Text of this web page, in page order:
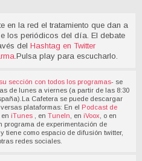
en la red el tratamiento que dan a
los periódicos del día. El debate
del Hashtag en Twitter
Pulsa play para escucharlo.
sección con todos los programas- se
de lunes a viernes (a partir de las 8:30
Cafetera se puede descargar
plataformas: En el Podcast de
en iTunes , enTuneIn , en iVoox , o en
programa de experimentación de
tiene como espacio de difusión twitter,
redes sociales.